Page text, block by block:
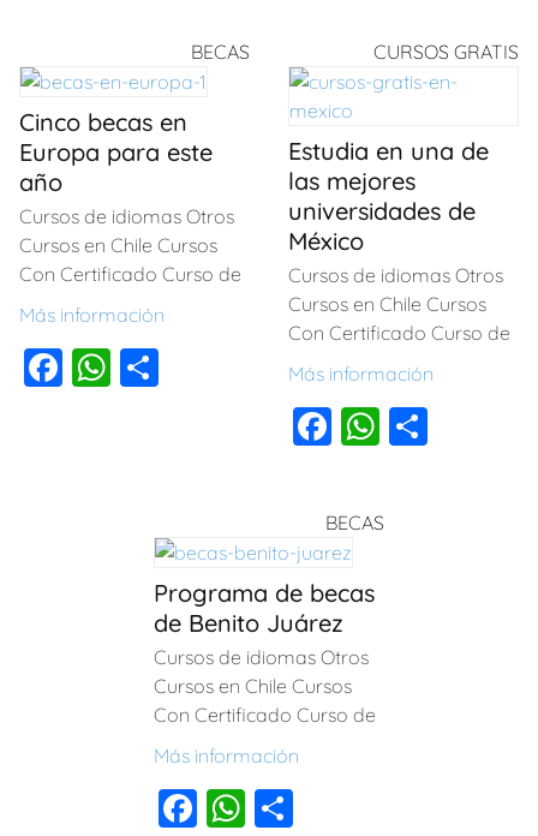
b
o
o
k
A
p
p
ar
tir
e
b
o
o
k
at
s
A
p
p
m
p
tir
BECAS
Cinco becas en
Europa para este
año
Cursos de idiomas Otros
Cursos en Chile Cursos
Con Certificado Curso de
Más información
F
W
tir
CURSOS GRATIS
Estudia en una de
las mejores
universidades de
México
Cursos de idiomas Otros
Cursos en Chile Cursos
Con Certificado Curso de
Más información
F
c
e
b
o
o
k
W
at
s
BECAS
Programa de becas
de Benito Juárez
Cursos de idiomas Otros
Cursos en Chile Cursos
Con Certificado Curso de
Más información
F
W